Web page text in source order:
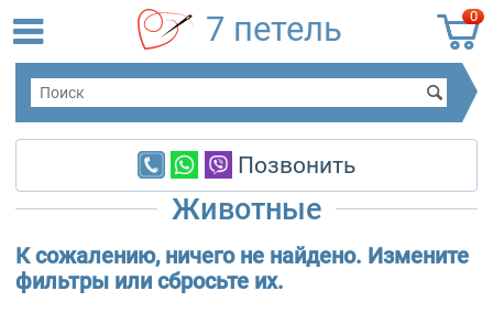
0
7 петель
Позвонить
Животные
К сожалению, ничего не найдено. Измените
фильтры или сбросьте их.